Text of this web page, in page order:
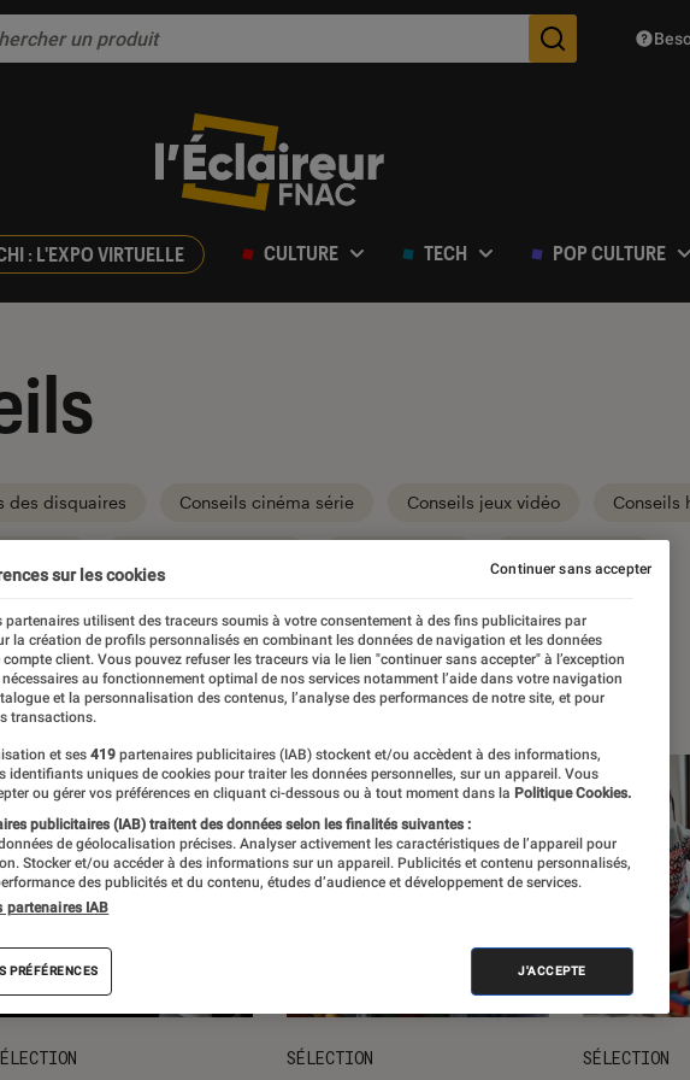
Des
: L'EXPO VIRTUELLE CULTURE TECH POP CULTURE
des disquaires Conseils cinéma série Conseils jeux vidéo Conseils
SÉLECTION SÉLECTION
sur les cookies
partenaires utilisent des traceurs soumis à votre consentement à des fins publicitaires par
la création de profils personnalisés en combinant les données de navigation et les données
compte client. Vous pouvez refuser les traceurs via le lien "continuer sans accepter" à l’exception
au fonctionnement optimal de nos services notamment l’aide dans votre navigation
et la personnalisation des contenus, l’analyse des performances de notre site, et pour
transactions.
et ses 419 partenaires publicitaires (IAB) stockent et/ou accèdent à des informations,
identifiants uniques de cookies pour traiter les données personnelles, sur un appareil. Vous
ou gérer vos préférences en cliquant ci-dessous ou à tout moment dans la Politique Cookies.
publicitaires (IAB) traitent des données selon les finalités suivantes :
de géolocalisation précises. Analyser activement les caractéristiques de l’appareil pour
Stocker et/ou accéder à des informations sur un appareil. Publicités et contenu personnalisés,
des publicités et du contenu, études d’audience et développement de services.
partenaires IAB
PRÉFÉRENCES J'ACCEPTE
Continuer sans accepter